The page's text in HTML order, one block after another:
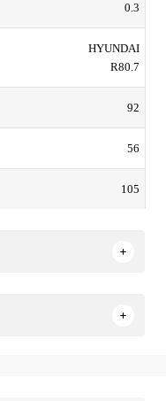
0.3
HYUNDAI
R80.7
92
56
105